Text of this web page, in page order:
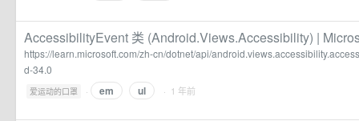
AccessibilityEvent 类 (Android.Views.Accessibility) |
https://learn.microsoft.com/zh-cn/dotnet/api/
d-34.0
爱运动的口罩 · em ul · 1 年前